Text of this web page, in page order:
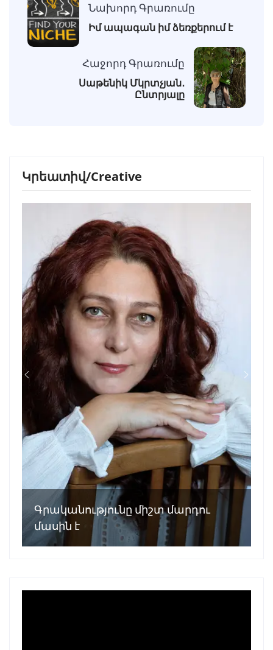
Նախորդ Գրառումը
Իմ ապագան իմ ձեռքերում է
Հաջորդ Գրառումը
Սաթենիկ Մկրտչյան․
Ընտրյալը
Կրեատիվ/Creative
Գրականությունը միշտ մարդու
մասին է